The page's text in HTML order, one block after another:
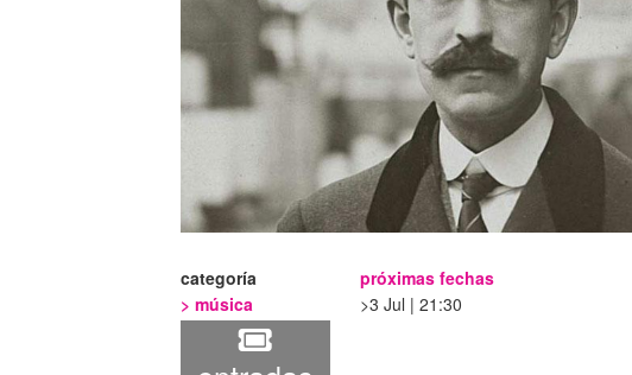
categoría
>música
próximas fechas
3 Jul | 21:30